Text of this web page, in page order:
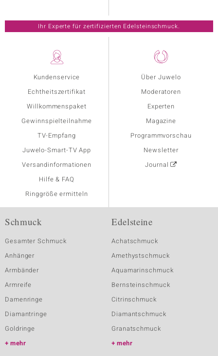
Kundenservice
Echtheitszertifikat
Willkommenspaket
Gewinnspielteilnahme
TV-Empfang
Juwelo-Smart-TV App
Versandinformationen
Hilfe & FAQ
Ringgröße ermitteln
Über Juwelo
Moderatoren
Experten
Magazine
Programmvorschau
Newsletter
Journal
Ihr Experte für zertifizierten Edelsteinschmuck.
Schmuck
Gesamter Schmuck
Anhänger
Armbänder
Armreife
Damenringe
Diamantringe
Goldringe
mehr
Edelsteine
Achatschmuck
Amethystschmuck
Aquamarinschmuck
Bernsteinschmuck
Citrinschmuck
Diamantschmuck
Granatschmuck
mehr